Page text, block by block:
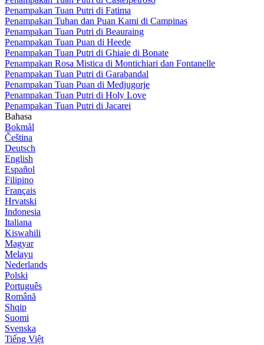
Penampakan Tuan Putri di Fatima
Penampakan Tuhan dan Puan Kami di Campinas
Penampakan Tuan Putri di Beauraing
Penampakan Tuan Puan di Heede
Penampakan Tuan Putri di Ghiaie di Bonate
Penampakan Rosa Mistica di Montichiari dan Fontanelle
Penampakan Tuan Putri di Garabandal
Penampakan Tuan Puan di Medjugorje
Penampakan Tuan Putri di Holy Love
Penampakan Tuan Putri di Jacarei
Bahasa
Bokmål
Čeština
Deutsch
English
Español
Filipino
Français
Hrvatski
Indonesia
Italiana
Kiswahili
Magyar
Melayu
Nederlands
Polski
Português
Română
Shqip
Suomi
Svenska
Tiếng Việt